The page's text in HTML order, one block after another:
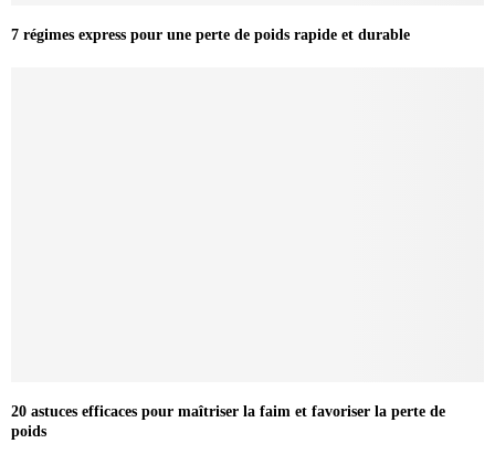
7 régimes express pour une perte de poids rapide et durable
20 astuces efficaces pour maîtriser la faim et favoriser la perte de
poids